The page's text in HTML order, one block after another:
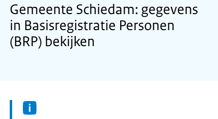
Gemeente Schiedam: gegevens
in Basisregistratie Personen
(BRP) bekijken